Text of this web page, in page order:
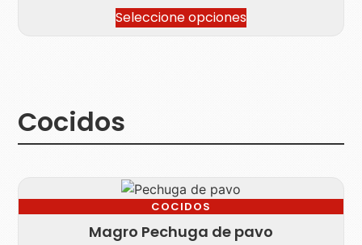
Seleccione opciones
Cocidos
COCIDOS
Magro Pechuga de pavo